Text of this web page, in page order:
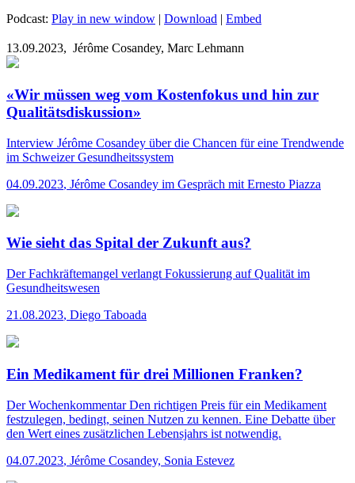
Podcast: Play in new window | Download | Embed
13.09.2023, Jérôme Cosandey, Marc Lehmann
«Wir müssen weg vom Kostenfokus und hin zur
Qualitätsdiskussion»
Interview Jérôme Cosandey über die Chancen für eine Trendwende
im Schweizer Gesundheitssystem
04.09.2023, Jérôme Cosandey im Gespräch mit Ernesto Piazza
Wie sieht das Spital der Zukunft aus?
Der Fachkräftemangel verlangt Fokussierung auf Qualität im
Gesundheitswesen
21.08.2023, Diego Taboada
Ein Medikament für drei Millionen Franken?
Der WochenkommentarDen richtigen Preis für ein Medikament
festzulegen, bedingt, seinen Nutzen zu kennen. Eine Debatte über
den Wert eines zusätzlichen Lebensjahrs ist notwendig.
04.07.2023, Jérôme Cosandey, Sonia Estevez